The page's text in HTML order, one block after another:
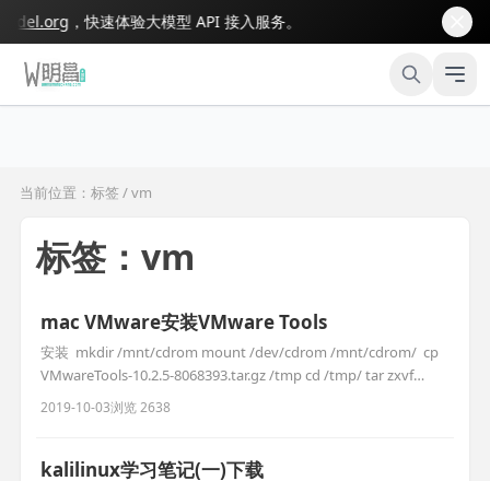
，快速体验大模型 API 接入服务。
当前位置：标签 / vm
标签：vm
mac VMware安装VMware Tools
安装 ￼ mkdir /mnt/cdrom mount /dev/cdrom /mnt/cdrom/ ￼ cp
VMwareTools-10.2.5-8068393.tar.gz /tmp cd /tmp/ tar zxvf
VMwareTools-10.2.5-8068393.tar.gz //解压文件 安装 yum -y
install perl gcc
2019-10-03浏览 2638
kalilinux学习笔记(一)下载